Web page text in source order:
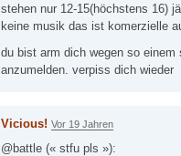
stehen nur 12-15(höchstens 16)
keine musik das ist komerzielle
du bist arm dich wegen so einem
anzumelden. verpiss dich wieder
Vicious! Vor 19 Jahren
@battle (« stfu pls »):